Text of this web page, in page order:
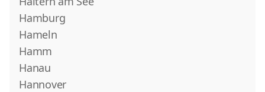
Hamburg
Hameln
Hamm
Hanau
Hannover